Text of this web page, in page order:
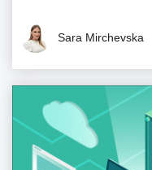
Sara Mirchevska